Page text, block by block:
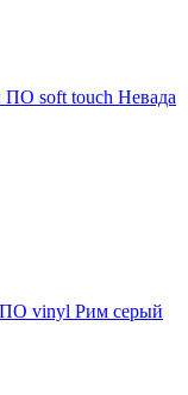
soft touch Невада
vinyl Рим серый